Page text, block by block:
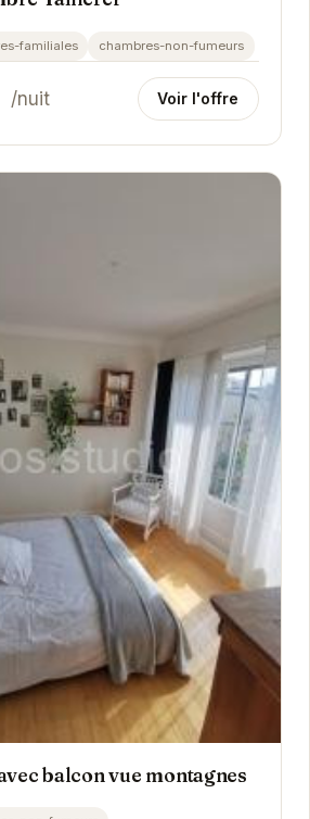
familiales chambres-non-fumeurs
/nuit Voir l'offre
balcon vue montagnes